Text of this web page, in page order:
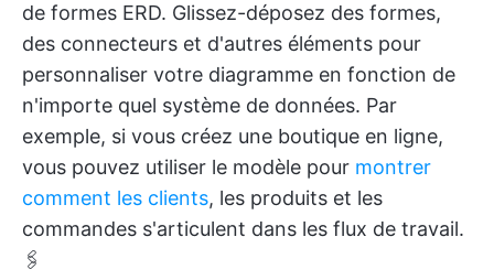
de formes ERD. Glissez-déposez des formes,
des connecteurs et d'autres éléments pour
personnaliser votre diagramme en fonction de
n'importe quel système de données. Par
exemple, si vous créez une boutique en ligne,
vous pouvez utiliser le modèle pour montrer
comment les clients, les produits et les
commandes s'articulent dans les flux de travail.
🖇️